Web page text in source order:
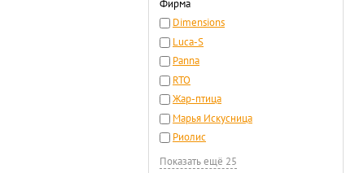
Фирма
Dimensions
Luca-S
Panna
RTO
Жар-птица
Марья Искусница
Риолис
Показать ещё 25